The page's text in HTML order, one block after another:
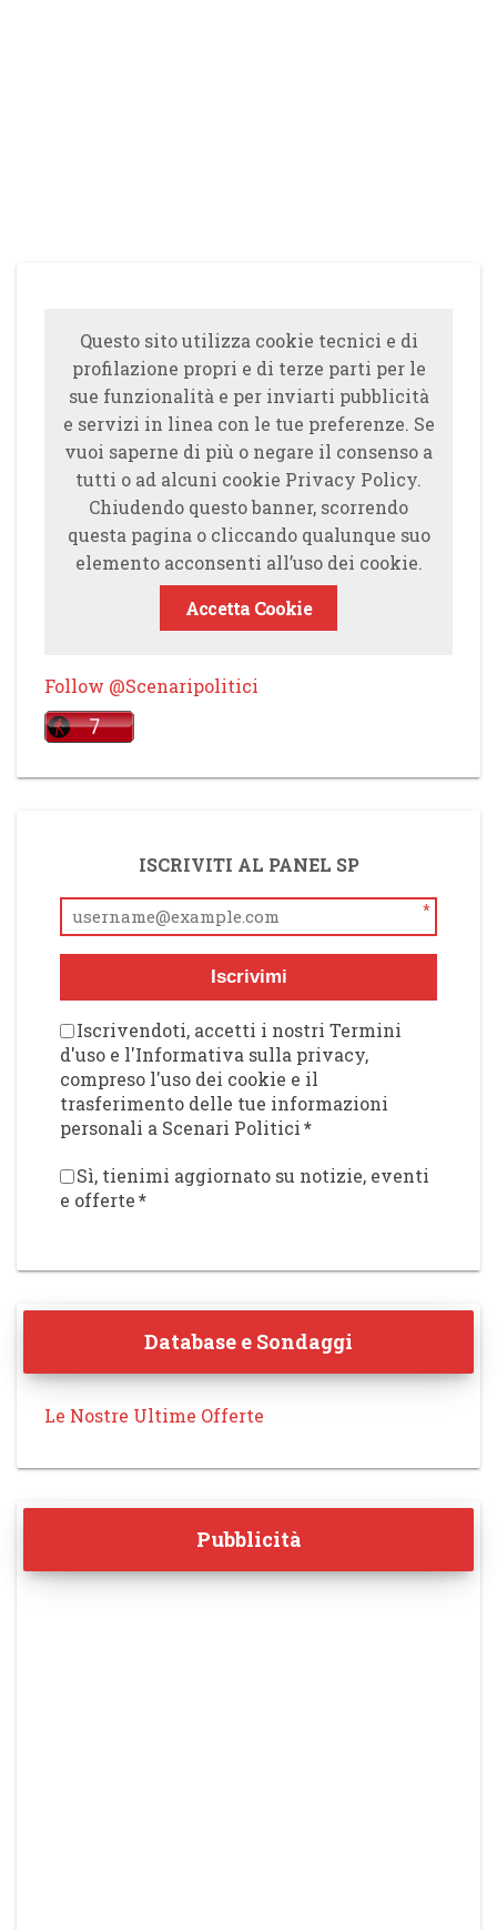
Questo sito utilizza cookie tecnici e di
profilazione propri e di terze parti per le
sue funzionalità e per inviarti pubblicità
e servizi in linea con le tue preferenze. Se
vuoi saperne di più o negare il consenso a
tutti o ad alcuni cookie Privacy Policy.
Chiudendo questo banner, scorrendo
questa pagina o cliccando qualunque suo
elemento acconsenti all’uso dei cookie.
Accetta Cookie
Follow @Scenaripolitici
ISCRIVITI AL PANEL SP
*
Iscrivimi
Iscrivendoti, accetti i nostri Termini
d'uso e l'Informativa sulla privacy,
compreso l'uso dei cookie e il
trasferimento delle tue informazioni
personali a Scenari Politici*
Sì, tienimi aggiornato su notizie, eventi
e offerte*
Database e Sondaggi
Le Nostre Ultime Offerte
Pubblicità